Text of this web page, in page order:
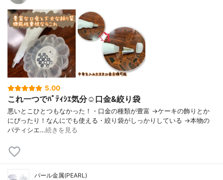
5.00
これ一つでﾊﾟﾃｨｼｴ気分☺️口金&絞り袋
悪いとこひとつもなかった！・口金の種類が豊富 →ケーキの飾りとか
にぴったり！なんにでも使える・絞り袋がしっかりしている →本物の
パティシエ…続きを見る
パール金属(PEARL)